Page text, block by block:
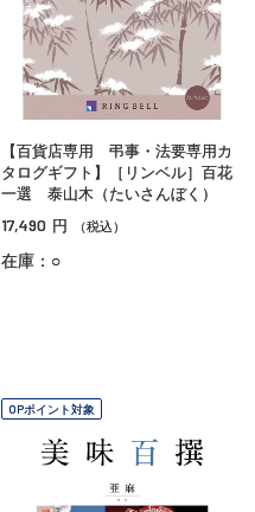
【百貨店専用 弔事・法要専用カ
タログギフト】［リンベル］百花
一選 泰山木（たいさんぼく）
17,490 円 （税込）
在庫：○
OPポイント対象